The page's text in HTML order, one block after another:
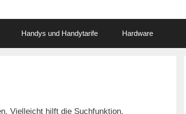
Handys und Handytarife Hardware
Vielleicht hilft die Suchfunktion.